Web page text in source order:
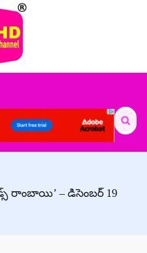
Search
for:
రాంబాయి’ – డిసెంబర్ 19